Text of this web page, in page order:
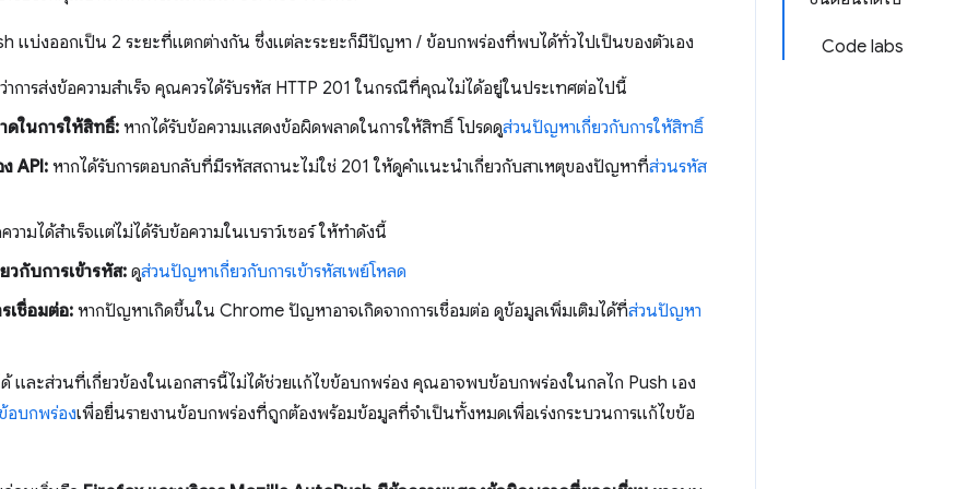
Code labs
แบ่งออกเป็น 2 ระยะที่แตกต่างกัน ซึ่งแต่ละระยะก็มีปัญหา / ข้อบกพร่องที่พบได้ทั่วไปเป็นของตัวเอง
าการส่งข้อความสำเร็จ คุณควรได้รับรหัส HTTP 201 ในกรณีที่คุณไม่ได้อยู่ในประเทศต่อไปนี้
ในการให้สิทธิ์: หากได้รับข้อความแสดงข้อผิดพลาดในการให้สิทธิ์ โปรดดูส่วนปัญหาเกี่ยวกับการให้สิทธิ์
API: หากได้รับการตอบกลับที่มีรหัสสถานะไม่ใช่ 201 ให้ดูคำแนะนำเกี่ยวกับสาเหตุของปัญหาที่ส่วนรหัส
วามได้สําเร็จแต่ไม่ได้รับข้อความในเบราว์เซอร์ ให้ทําดังนี้
กับการเข้ารหัส: ดูส่วนปัญหาเกี่ยวกับการเข้ารหัสเพย์โหลด
เชื่อมต่อ: หากปัญหาเกิดขึ้นใน Chrome ปัญหาอาจเกิดจากการเชื่อมต่อ ดูข้อมูลเพิ่มเติมได้ที่ส่วนปัญหา
และส่วนที่เกี่ยวข้องในเอกสารนี้ไม่ได้ช่วยแก้ไขข้อบกพร่อง คุณอาจพบข้อบกพร่องในกลไก Push เอง
อบกพร่องเพื่อยื่นรายงานข้อบกพร่องที่ถูกต้องพร้อมข้อมูลที่จำเป็นทั้งหมดเพื่อเร่งกระบวนการแก้ไขข้อ